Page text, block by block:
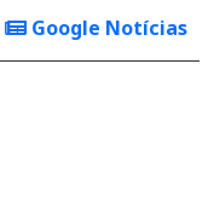
Google Notícias